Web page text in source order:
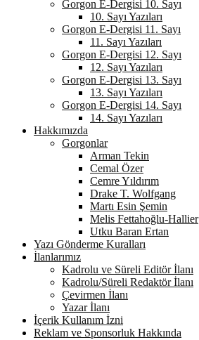
Gorgon E-Dergisi 10. Sayı
10. Sayı Yazıları
Gorgon E-Dergisi 11. Sayı
11. Sayı Yazıları
Gorgon E-Dergisi 12. Sayı
12. Sayı Yazıları
Gorgon E-Dergisi 13. Sayı
13. Sayı Yazıları
Gorgon E-Dergisi 14. Sayı
14. Sayı Yazıları
Hakkımızda
Gorgonlar
Arman Tekin
Cemal Özer
Cemre Yıldırım
Drake T. Wolfgang
Martı Esin Şemin
Melis Fettahoğlu-Hallier
Utku Baran Ertan
Yazı Gönderme Kuralları
İlanlarımız
Kadrolu ve Süreli Editör İlanı
Kadrolu/Süreli Redaktör İlanı
Çevirmen İlanı
Yazar İlanı
İçerik Kullanım İzni
Reklam ve Sponsorluk Hakkında